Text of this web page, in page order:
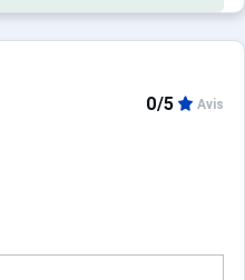
0/5 Avis